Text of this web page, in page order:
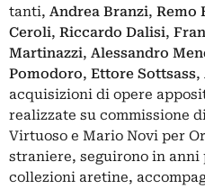
tanti, Andrea Branzi, Remo
Ceroli, Riccardo Dalisi,
Martinazzi, Alessandro
Pomodoro, Ettore Sottsass,
acquisizioni di opere
realizzate su commissione
Virtuoso e Mario Novi per
straniere, seguirono in
collezioni aretine,